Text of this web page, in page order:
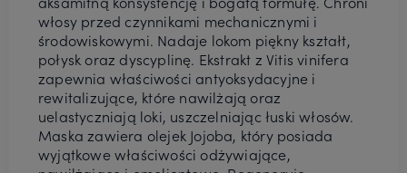
włosy przed czynnikami mechanicznymi i
środowiskowymi. Nadaje lokom piękny kształt,
połysk oraz dyscyplinę. Ekstrakt z Vitis vinifera
zapewnia właściwości antyoksydacyjne i
rewitalizujące, które nawilżają oraz
uelastyczniają loki, uszczelniając łuski włosów.
Maska zawiera olejek Jojoba, który posiada
wyjątkowe właściwości odżywiające,